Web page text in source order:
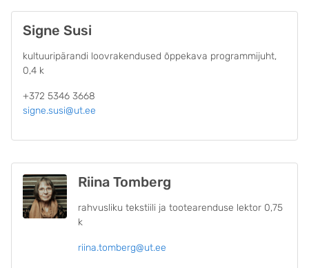
Signe Susi
kultuuripärandi loovrakendused õppekava programmijuht,
0,4 k
+372 5346 3668
signe.susi@ut.ee
Riina Tomberg
rahvusliku tekstiili ja tootearenduse lektor 0,75
k
riina.tomberg@ut.ee